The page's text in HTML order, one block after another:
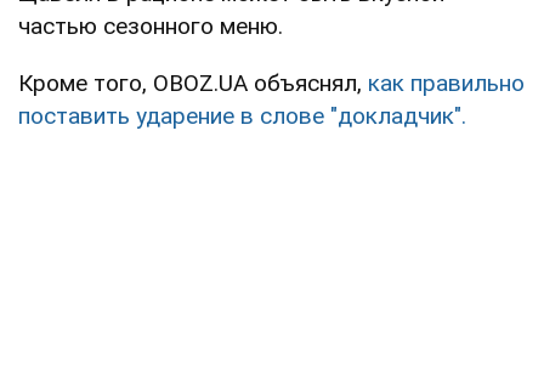
частью сезонного меню.
Кроме того, OBOZ.UA объяснял, как правильно
поставить ударение в слове "докладчик".